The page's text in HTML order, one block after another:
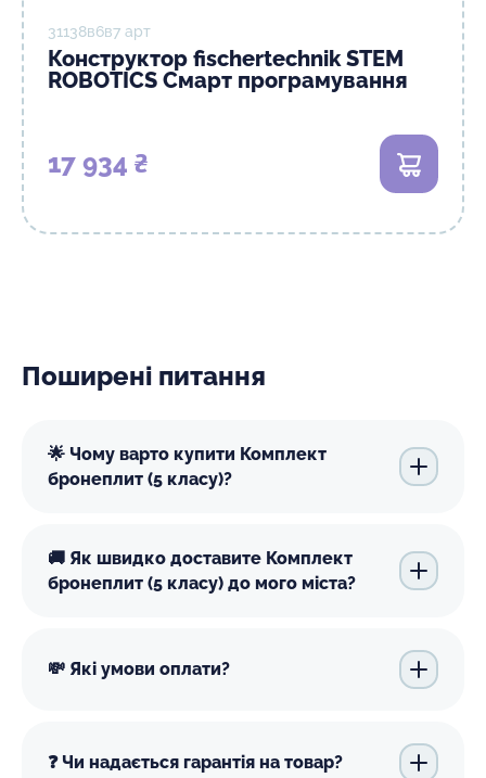
31138в6в7 арт
Конструктор fisсhertechnik STEM
ROBOTICS Смарт програмування
17 934 ₴ В кошик
Поширені питання
🌟 Чому варто купити Комплект
бронеплит (5 класу)?
🚚 Як швидко доставите Комплект
бронеплит (5 класу) до мого міста?
💸 Які умови оплати?
❓ Чи надається гарантія на товар?